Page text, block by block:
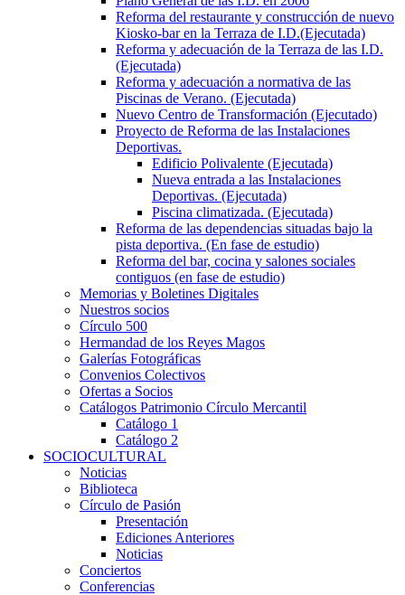
Reforma del restaurante y construcción de nuevo
Kiosko-bar en la Terraza de I.D.(Ejecutada)
Reforma y adecuación de la Terraza de las I.D.
(Ejecutada)
Reforma y adecuación a normativa de las
Piscinas de Verano. (Ejecutada)
Nuevo Centro de Transformación (Ejecutado)
Proyecto de Reforma de las Instalaciones
Deportivas.
Edificio Polivalente (Ejecutada)
Nueva entrada a las Instalaciones
Deportivas. (Ejecutada)
Piscina climatizada. (Ejecutada)
Reforma de las dependencias situadas bajo la
pista deportiva. (En fase de estudio)
Reforma del bar, cocina y salones sociales
contiguos (en fase de estudio)
Memorias y Boletines Digitales
Nuestros socios
Círculo 500
Hermandad de los Reyes Magos
Galerías Fotográficas
Convenios Colectivos
Ofertas a Socios
Catálogos Patrimonio Círculo Mercantil
Catálogo 1
Catálogo 2
SOCIOCULTURAL
Noticias
Biblioteca
Círculo de Pasión
Presentación
Ediciones Anteriores
Noticias
Conciertos
Conferencias